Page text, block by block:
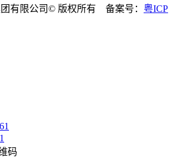
有限公司© 版权所有 备案号： 粤ICP